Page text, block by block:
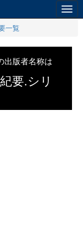
一覧
出版者名称は
要.シリ